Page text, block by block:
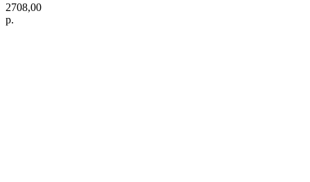
2708,00
р.